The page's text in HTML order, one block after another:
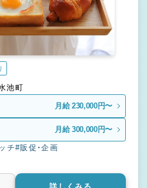
区 深井水池町
月給 230,000円〜
月給 300,000円〜
チ#販促・企画